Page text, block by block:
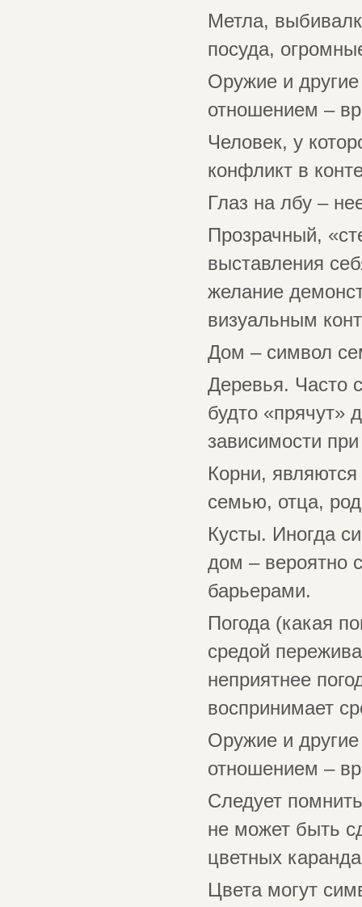
Метла,
посуда,
Оружие и
отношением –
Человек, у
конфликт в
Глаз на лбу –
Прозрачный,
выставления
желание
визуальным
Дом – символ
Деревья. Часто
будто «прячут»
зависимости
Корни,
семью, отца,
Кусты. Иногда
дом – вероятно
барьерами.
Погода (какая
средой
неприятнее
воспринимает
Оружие и
отношением –
Следует
не может быть
цветных
Цвета могут